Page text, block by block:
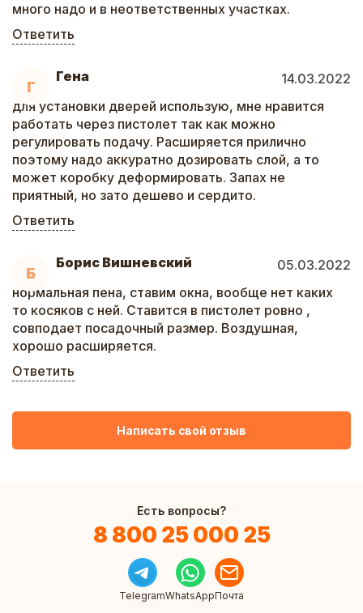
много надо и в неответственных участках.
Ответить
Г
Гена
14.03.2022
для установки дверей использую, мне нравится
работать через пистолет так как можно
регулировать подачу. Расширяется прилично
поэтому надо аккуратно дозировать слой, а то
может коробку деформировать. Запах не
приятный, но зато дешево и сердито.
Ответить
Б
Борис Вишневский
05.03.2022
нормальная пена, ставим окна, вообще нет каких
то косяков с ней. Ставится в пистолет ровно ,
совподает посадочный размер. Воздушная,
хорошо расширяется.
Ответить
Написать свой отзыв
Есть вопросы?
8 800 25 000 25
TelegramWhatsAppПочта